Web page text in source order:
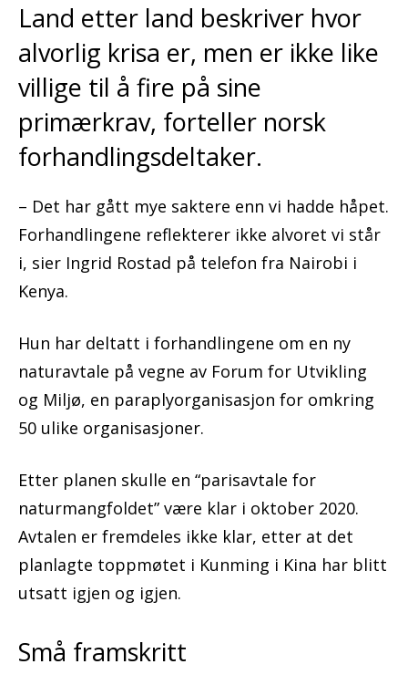
Land etter land beskriver hvor
alvorlig krisa er, men er ikke like
villige til å fire på sine
primærkrav, forteller norsk
forhandlingsdeltaker.
– Det har gått mye saktere enn vi hadde håpet.
Forhandlingene reflekterer ikke alvoret vi står
i, sier Ingrid Rostad på telefon fra Nairobi i
Kenya.
Hun har deltatt i forhandlingene om en ny
naturavtale på vegne av Forum for Utvikling
og Miljø, en paraplyorganisasjon for omkring
50 ulike organisasjoner.
Etter planen skulle en “parisavtale for
naturmangfoldet” være klar i oktober 2020.
Avtalen er fremdeles ikke klar, etter at det
planlagte toppmøtet i Kunming i Kina har blitt
utsatt igjen og igjen.
Små framskritt